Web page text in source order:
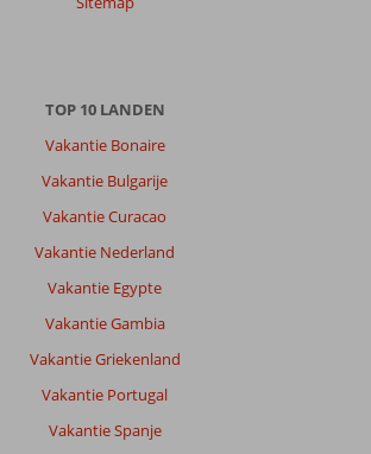
TOP 10 LANDEN
Vakantie Bonaire
Vakantie Bulgarije
Vakantie Curacao
Vakantie Nederland
Vakantie Egypte
Vakantie Gambia
Vakantie Griekenland
Vakantie Portugal
Vakantie Spanje